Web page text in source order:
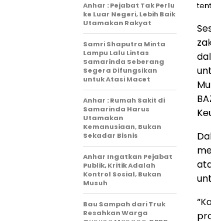
Anhar : Pejabat Tak Perlu
ke Luar Negeri, Lebih Baik
Utamakan Rakyat
Samri Shaputra Minta
Lampu Lalu Lintas
Samarinda Seberang
Segera Difungsikan
untuk Atasi Macet
Anhar : Rumah Sakit di
Samarinda Harus
Utamakan
Kemanusiaan, Bukan
Sekadar Bisnis
Anhar Ingatkan Pejabat
Publik, Kritik Adalah
Kontrol Sosial, Bukan
Musuh
Bau Sampah dari Truk
Resahkan Warga